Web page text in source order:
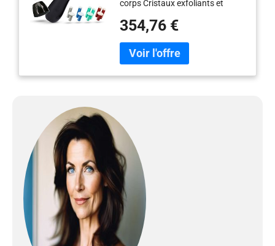
corps Cristaux exfoliants et
peau fraîche et radieuse durable
produit de haute qualité Poids
du colis: 0.65 kilograms
354,76 €